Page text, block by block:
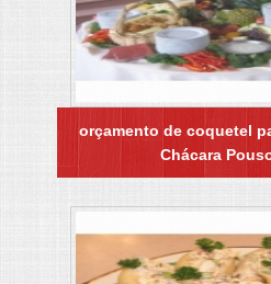
orçamento de coquetel
Chácara